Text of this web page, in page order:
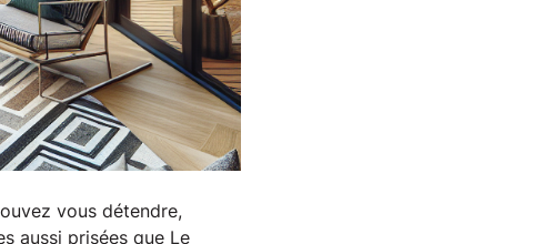
vous détendre,
aussi prisées que Le